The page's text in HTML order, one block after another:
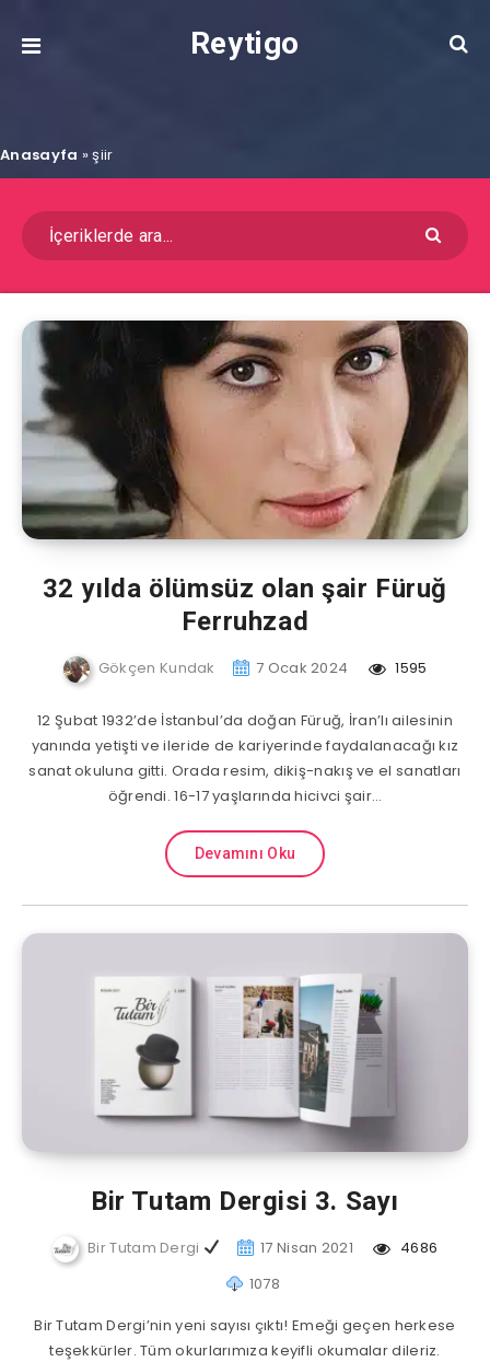
Reytigo
Anasayfa »şiir
32 yılda ölümsüz olan şair Füruğ
Ferruhzad
Gökçen Kundak 7 Ocak 2024 1595
12 Şubat 1932’de İstanbul’da doğan Füruğ, İran’lı ailesinin
yanında yetişti ve ileride de kariyerinde faydalanacağı kız
sanat okuluna gitti. Orada resim, dikiş-nakış ve el sanatları
öğrendi. 16-17 yaşlarında hicivci şair…
Devamını Oku
Bir Tutam Dergisi 3. Sayı
Bir Tutam Dergi 17 Nisan 2021
4686
1078
Bir Tutam Dergi’nin yeni sayısı çıktı! Emeği geçen herkese
teşekkürler. Tüm okurlarımıza keyifli okumalar dileriz.